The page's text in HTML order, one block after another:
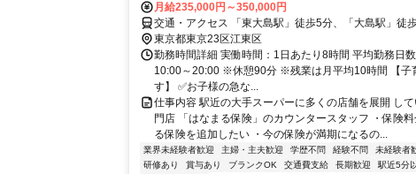
月給235,000円～350,000円
交通・アクセス 「東大島駅」徒歩5分、「大島駅」徒
東京都東京23区江東区
勤務時間詳細 実働時間：1日あたり8時間 平均勤務日
10:00～20:00 ※休憩90分 ※残業は月平均10時間 【子
す】 ✅お子様の急な...
仕事内容 駅近の大手スーパーに多くの店舗を展開 し
門店 「はなまる保険」のカウンタースタッフ ・保険
る保険を追加したい ・今の保険が満期になるの...
業界未経験者歓迎 主婦・主夫歓迎 学歴不問 経験不問 未経験者
研修あり
賞与あり ブランクOK 交通費支給 長期歓迎 駅近5分